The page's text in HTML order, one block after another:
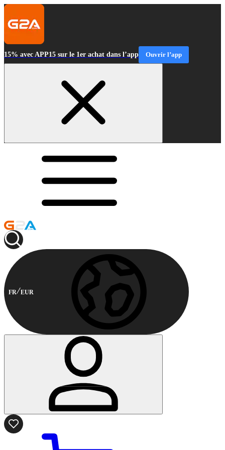
15% avec APP15 sur le 1er achat dans l’app Ouvrir l’app
FR EUR